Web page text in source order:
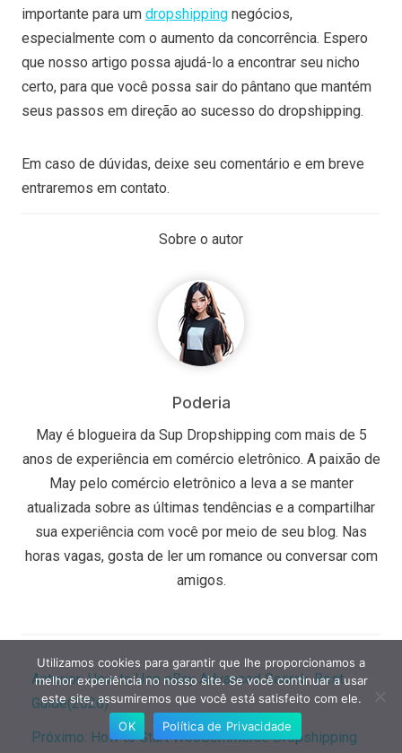
importante para um dropshipping negócios,
especialmente com o aumento da concorrência. Espero
que nosso artigo possa ajudá-lo a encontrar seu nicho
certo, para que você possa sair do pântano que mantém
seus passos em direção ao sucesso do dropshipping.
Em caso de dúvidas, deixe seu comentário e em breve
entraremos em contato.
Sobre o autor
Poderia
May é blogueira da Sup Dropshipping com mais de 5
anos de experiência em comércio eletrônico. A paixão de
May pelo comércio eletrônico a leva a se manter
atualizada sobre as últimas tendências e a compartilhar
sua experiência com você por meio de seu blog. Nas
horas vagas, gosta de ler um romance ou conversar com
amigos.
Anterior: How to Use eBay Advanced Search: Best
Guide(2026)
Próximo: How to Start WooCommerce Dropshipping
Utilizamos cookies para garantir que lhe proporcionamos a
melhor experiência no nosso site. Se você continuar a usar
este site, assumiremos que você está satisfeito com ele.
OK
Política de Privacidade